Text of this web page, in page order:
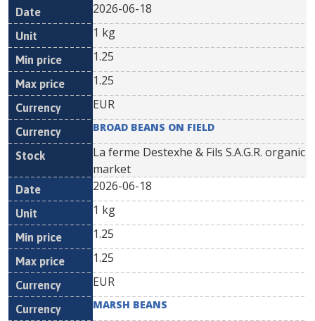
2026-06-18
1 kg
1.25
1.25
EUR
BROAD BEANS ON FIELD
La ferme Destexhe & Fils S.A.G.R. organic
market
2026-06-18
1 kg
1.25
1.25
EUR
MARSH BEANS